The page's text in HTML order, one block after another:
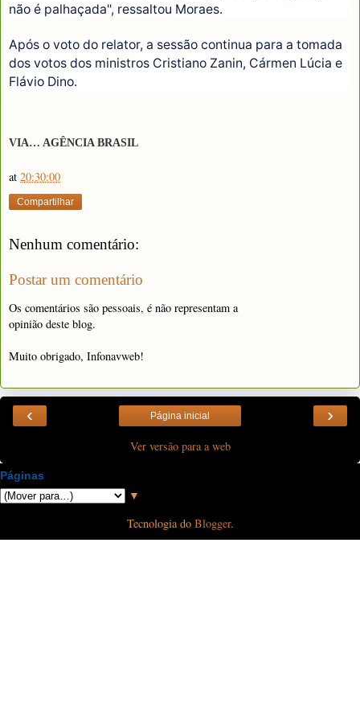
não é palhaçada", ressaltou Moraes.
Após o voto do relator, a sessão continua para a tomada
dos votos dos ministros Cristiano Zanin, Cármen Lúcia e
Flávio Dino.
VIA… AGÊNCIA BRASIL
at 20:30:00
Compartilhar
Nenhum comentário:
Postar um comentário
Os comentários são pessoais, é não representam a
opinião deste blog.
Muito obrigado, Infonavweb!
‹ ›
Página inicial
Ver versão para a web
Páginas
▼
Tecnologia do Blogger.